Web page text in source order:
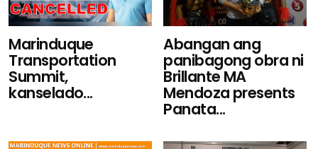
Marinduque
Transportation
Summit,
kanselado...
Abangan ang
panibagong obra ni
Brillante MA
Mendoza presents
Panata...